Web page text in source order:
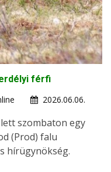
férfi
2026.06.06.
szombaton egy
(Prod) falu
hírügynökség.